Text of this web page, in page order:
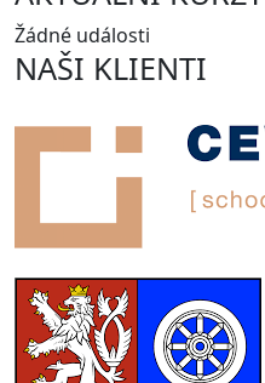
Žádné události
NAŠI KLIENTI